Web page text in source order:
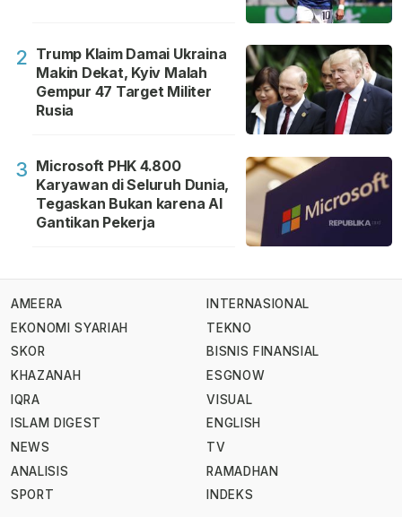
2 Trump Klaim Damai Ukraina
Makin Dekat, Kyiv Malah
Gempur 47 Target Militer
Rusia
3 Microsoft PHK 4.800
Karyawan di Seluruh Dunia,
Tegaskan Bukan karena AI
Gantikan Pekerja
AMEERA
EKONOMI SYARIAH
SKOR
KHAZANAH
IQRA
ISLAM DIGEST
NEWS
ANALISIS
SPORT
INTERNASIONAL
TEKNO
BISNIS FINANSIAL
ESGNOW
VISUAL
ENGLISH
TV
RAMADHAN
INDEKS